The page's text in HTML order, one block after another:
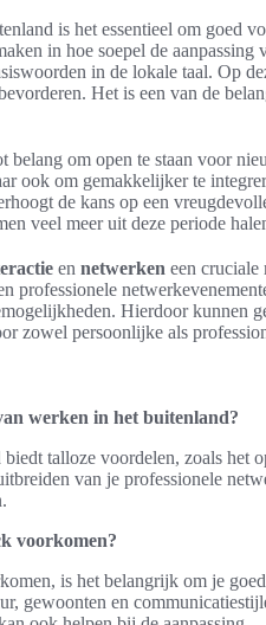
is het essentieel om goed
in hoe soepel de
in de lokale taal. Op
Het is een van de
belang om open te staan voor
ook om gemakkelijker te
de kans op een
veel meer uit deze periode
en netwerken een cruciale
professionele
Hierdoor kunnen
zowel persoonlijke als
werken in het buitenland?
talloze voordelen, zoals het
van je professionele
voorkomen?
is het belangrijk om je
gewoonten en